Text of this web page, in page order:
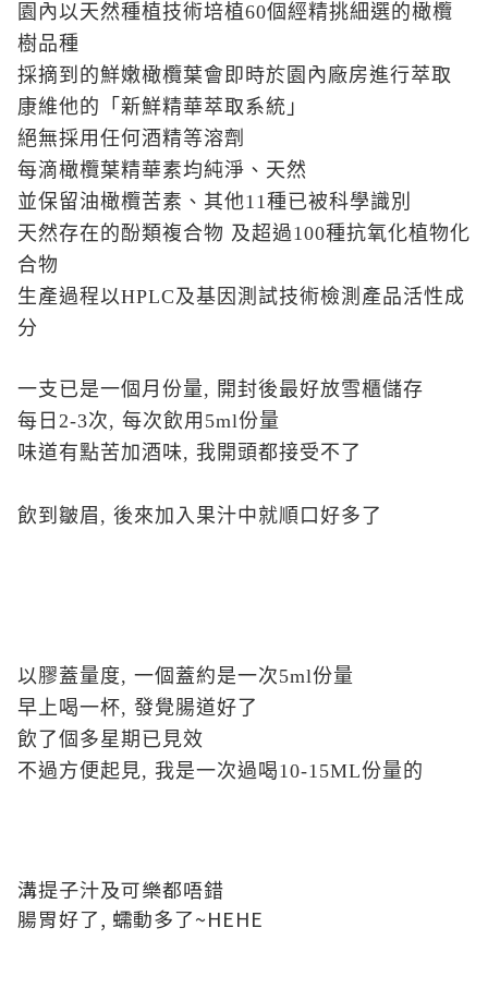
園內以天然種植技術培植60個經精挑細選的橄欖
樹品種
採摘到的鮮嫩橄欖葉會即時於園內廠房進行萃取
康維他的「新鮮精華萃取系統」
絕無採用任何酒精等溶劑
每滴橄欖葉精華素均純淨、天然
並保留油橄欖苦素、其他11種已被科學識別
天然存在的酚類複合物 及超過100種抗氧化植物化
合物
生產過程以HPLC及基因測試技術檢測產品活性成
分
一支已是一個月份量, 開封後最好放雪櫃儲存
每日 2-3次, 每次飲用 5ml份量
味道有點苦加酒味, 我開頭都接受不了
飲到皺眉 , 後來加入果汁中就順口好多了
以膠蓋量度, 一個蓋約是一次5ml份量
早上喝一杯, 發覺腸道好了
飲了個多星期已見效
不過方便起見, 我是一次過喝10-15ML份量的
溝提子汁及可樂都唔錯
腸胃好了, 蠕動多了~HEHE